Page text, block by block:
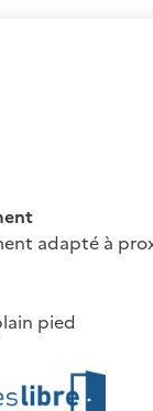
adapté à
pied